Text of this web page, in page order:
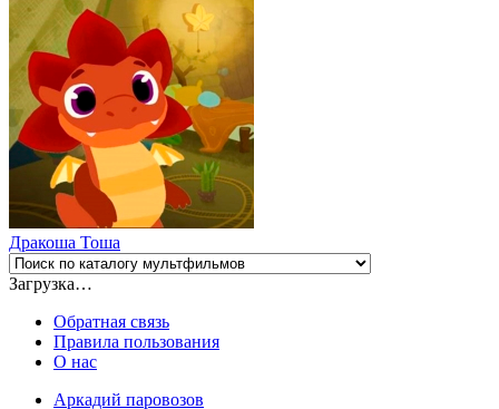
Дракоша Тоша
Загрузка…
Обратная связь
Правила пользования
О нас
Аркадий паровозов